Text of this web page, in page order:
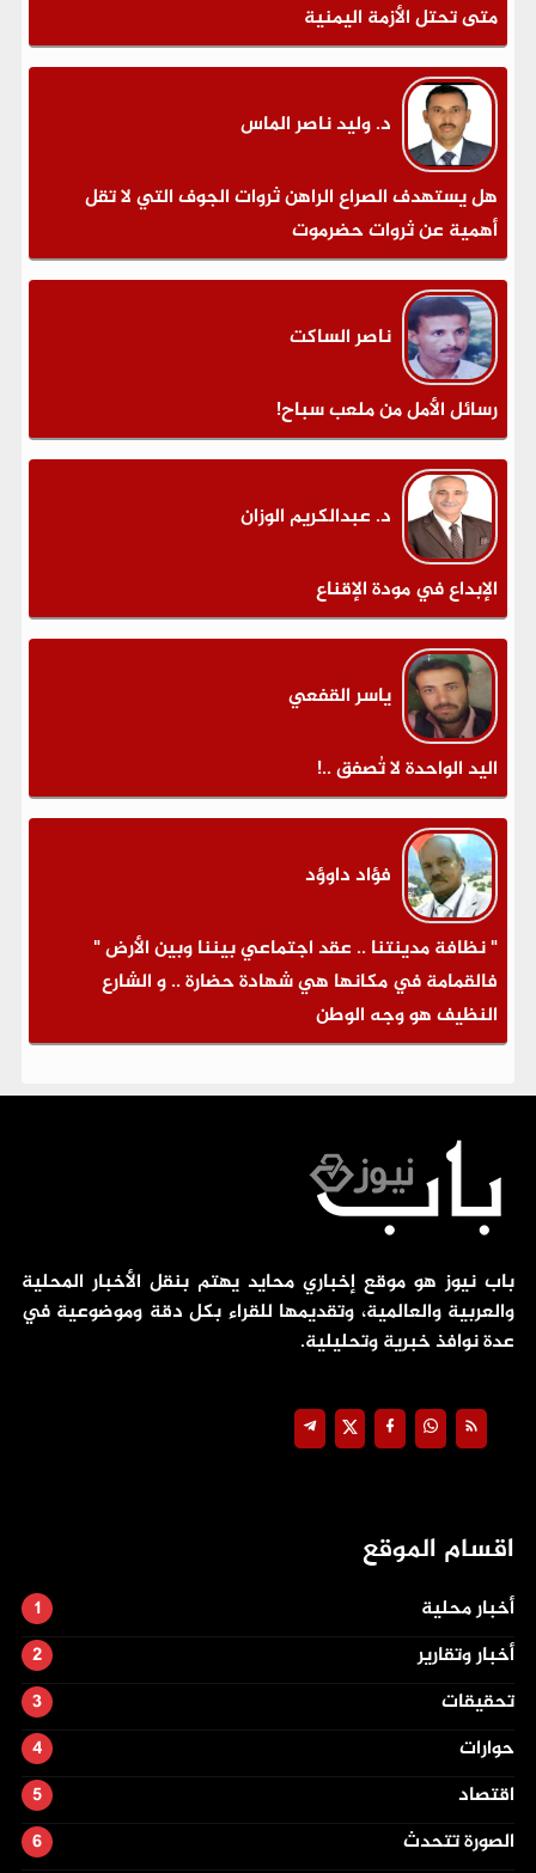
متى تحتل الأزمة اليمنية
د. وليد ناصر الماس
هل يستهدف الصراع الراهن ثروات الجوف التي لا تقل
أهمية عن ثروات حضرموت
ناصر الساكت
رسائل الأمل من ملعب سباح!
د. عبدالكريم الوزان
الإبداع في مودة الإقناع
ياسر القفعي
اليد الواحدة لا تُصفق ..!
فؤاد داوؤد
" نظافة مدينتنا .. عقد اجتماعي بيننا وبين الأرض "
فالقمامة في مكانها هي شهادة حضارة .. و الشارع
النظيف هو وجه الوطن
باب نيوز هو موقع إخباري محايد يهتم بنقل الأخبار المحلية
والعربية والعالمية، وتقديمها للقراء بكل دقة وموضوعية في
عدة نوافذ خبرية وتحليلية.
اقسام الموقع
أخبار محلية
أخبار وتقارير
تحقيقات
حوارات
اقتصاد
الصورة تتحدث